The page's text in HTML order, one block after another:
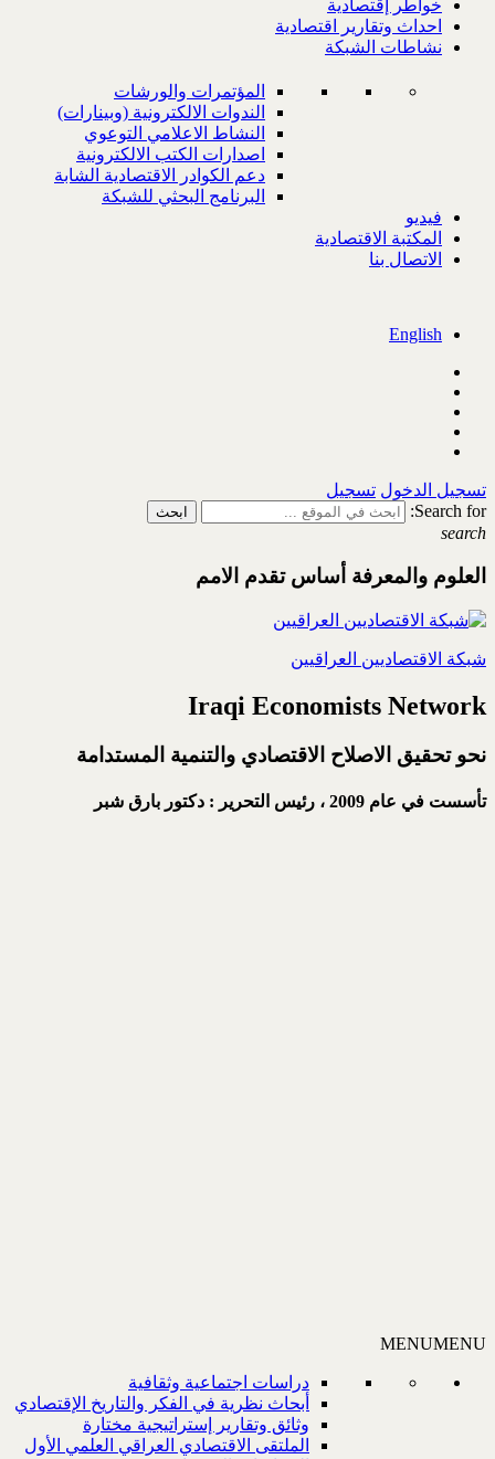
خواطر إقتصادية
احداث وتقارير اقتصادية
نشاطات الشبكة
المؤتمرات والورشات
الندوات الالكترونية (وبينارات)
النشاط الاعلامي التوعوي
اصدارات الكتب الالكترونية
دعم الكوادر الاقتصادية الشابة
البرنامج البحثي للشبكة
فيديو
المكتبة الاقتصادية
الاتصال بنا
English
تسجيل الدخول تسجيل
Search for:
search
العلوم والمعرفة أساس تقدم الامم
شبكة الاقتصاديين العراقيين
Iraqi Economists Network
نحو تحقيق الاصلاح الاقتصادي والتنمية المستدامة
تأسست في عام 2009 ، رئيس التحرير : دكتور بارق شبر
MENUMENU
دراسات اجتماعية وثقافية
أبحاث نظرية في الفكر والتاريخ الإقتصادي
وثائق وتقارير إستراتيجية مختارة
الملتقى الاقتصادي العراقي العلمي الأول